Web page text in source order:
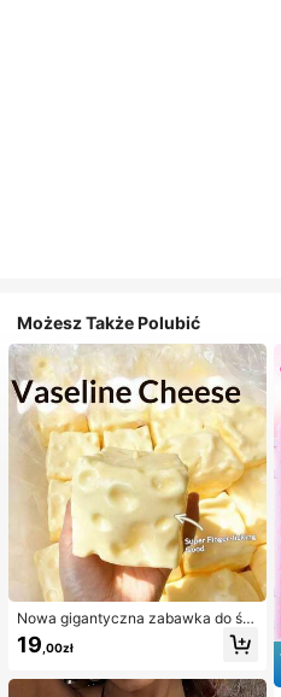
Możesz Także Polubić
Nowa gigantyczna zabawka do ści
skania w kształcie sera z nadzienie
m, kwadratowa piłka serowa do ści
a, powolne odbijanie, obudowa z T
19 ,00zł